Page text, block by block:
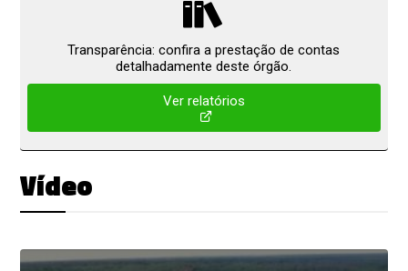
Transparência: confira a prestação de contas
detalhadamente deste órgão.
Ver relatórios
Vídeo